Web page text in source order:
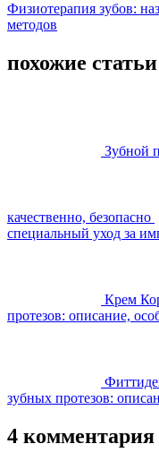
Физиотерапия зубов:
методов
похожие статьи
Зубной
качественно, безопасно
специальный уход за
Крем
протезов: описание,
зубных протезов:
4 комментария